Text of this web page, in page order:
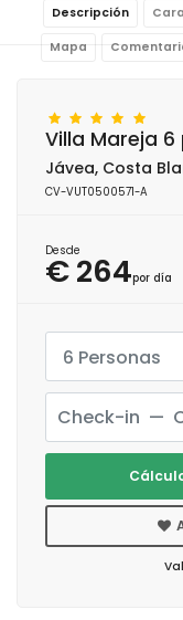
Descripción
Mapa
Villa Mareja 6
Jávea, Costa
CV-VUT0500571-A
Desde
€ 264por día
6 Personas